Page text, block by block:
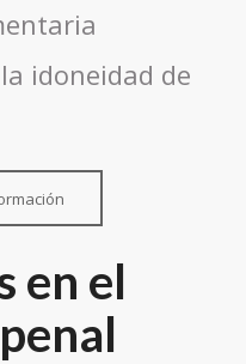
idoneidad de
en el